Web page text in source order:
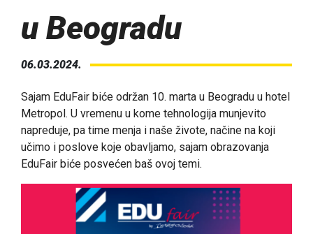
u Beogradu
06.03.2024.
Sajam EduFair biće održan 10. marta u Beogradu u hotel
Metropol. U vremenu u kome tehnologija munjevito
napreduje, pa time menja i naše živote, načine na koji
učimo i poslove koje obavljamo, sajam obrazovanja
EduFair biće posvećen baš ovoj temi.